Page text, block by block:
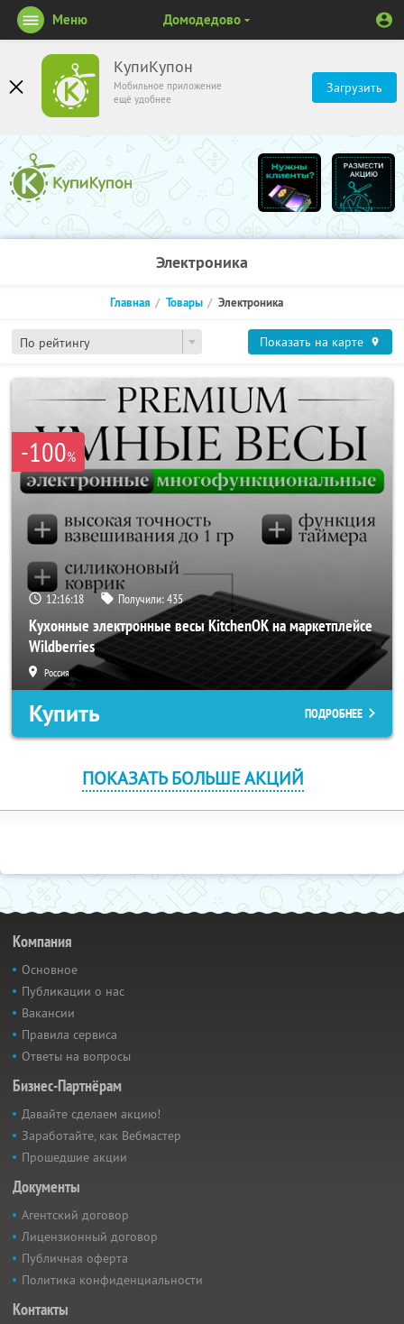
КупиКупон
Мобильное приложение
ещё удобнее
Загрузить
Меню Домодедово
Электроника
По рейтингу
Главная Товары Электроника
Показать на карте
-100%
12:16:18 Получили:435
Кухонные электронные весы KitchenOK на маркетплейсе
Wildberries
Россия
Купить ПОДРОБНЕЕ
ПОКАЗАТЬ БОЛЬШЕ АКЦИЙ
Компания
Основное
Публикации о нас
Вакансии
Правила сервиса
Ответы на вопросы
Бизнес-Партнёрам
Давайте сделаем акцию!
Заработайте, как Вебмастер
Прошедшие акции
Документы
Агентский договор
Лицензионный договор
Публичная оферта
Политика конфиденциальности
Контакты